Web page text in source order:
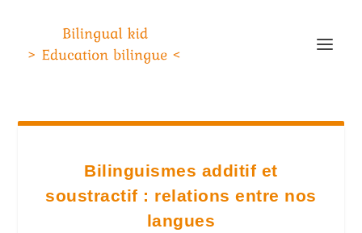
Bilinguismes additif et
soustractif : relations entre nos
langues